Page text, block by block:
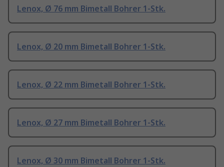
Lenox, Ø 76 mm Bimetall Bohrer 1-Stk.
Lenox, Ø 20 mm Bimetall Bohrer 1-Stk.
Lenox, Ø 22 mm Bimetall Bohrer 1-Stk.
Lenox, Ø 27 mm Bimetall Bohrer 1-Stk.
Lenox, Ø 30 mm Bimetall Bohrer 1-Stk.